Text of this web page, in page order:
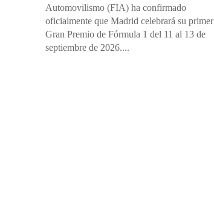
Automovilismo (FIA) ha confirmado
oficialmente que Madrid celebrará su primer
Gran Premio de Fórmula 1 del 11 al 13 de
septiembre de 2026....